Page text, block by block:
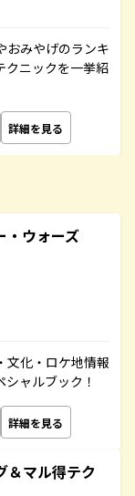
おみやげのランキ
クニックを一挙紹
詳細を見る
ウォーズ
文化・ロケ地情報
ャルブック！
詳細を見る
マル得テク